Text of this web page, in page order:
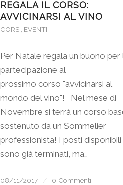
REGALA IL CORSO:
AVVICINARSI AL VINO
CORSI EVENTI
Per Natale regala un buono per
partecipazione al
prossimo corso "avvicinarsi al
mondo del vino"! Nel mese di
Novembre si terrà un corso
sostenuto da un Sommelier
professionista! I posti disponibili
sono già terminati, ma…
08/11/2017 / 0 Commenti